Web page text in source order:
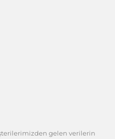
gelen verilerin